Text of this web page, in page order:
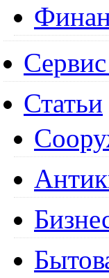
Статьи